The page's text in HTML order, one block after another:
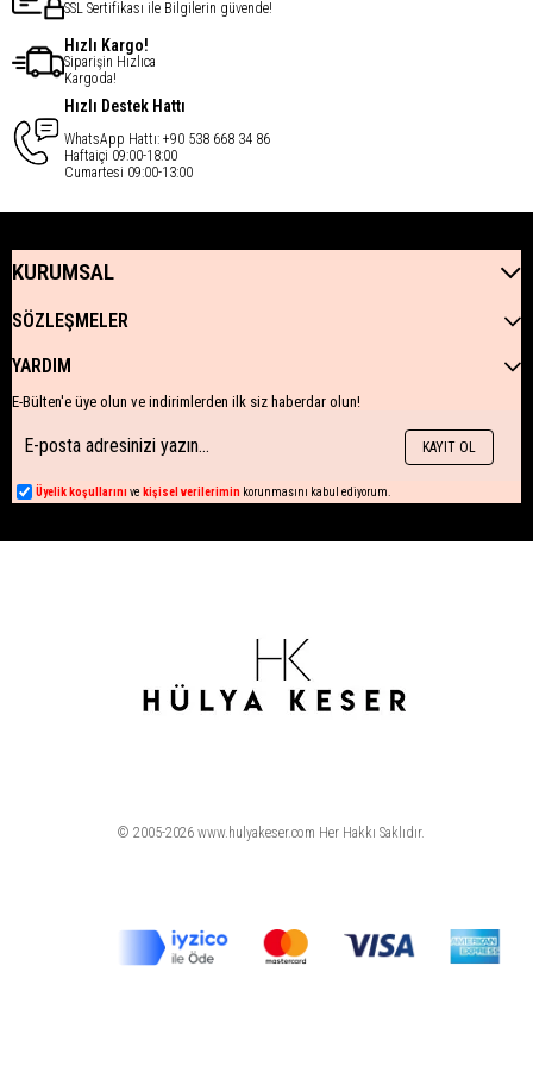
SSL Sertifikası ile Bilgilerin güvende!
Hızlı Kargo!
Siparişin Hızlıca
Kargoda!
Hızlı Destek Hattı
WhatsApp Hattı: +90 538 668 34 86
Haftaiçi 09:00-18:00
Cumartesi 09:00-13:00
KURUMSAL
SÖZLEŞMELER
YARDIM
E-Bülten'e üye olun ve indirimlerden ilk siz haberdar olun!
KAYIT OL
Üyelik koşullarını ve kişisel verilerimin korunmasını kabul ediyorum.
© 2005-2026 www.hulyakeser.com Her Hakkı Saklıdır.